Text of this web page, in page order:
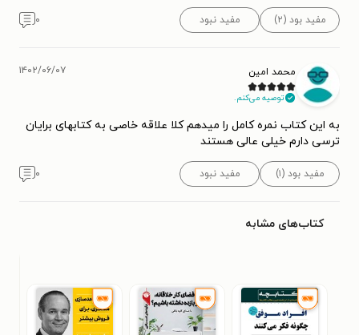
مفید بود (۲) مفید نبود ۰
محمد امین
توصیه می‌کنم.
۱۴۰۲/۰۶/۰۷
به این کتاب نمره کامل را میدهم کلا علاقه خاصی به کتابهای برایان
ترسی دارم خیلی عالی هستند
مفید بود (۱) مفید نبود ۰
کتاب‌های مشابه